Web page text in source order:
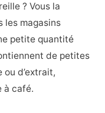
? Vous la
les magasins
petite quantité
de petites
d’extrait,
à café.